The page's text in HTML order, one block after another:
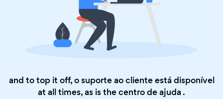
and to top it off, o suporte ao cliente está disponível
at all times, as is thecentro de ajuda .